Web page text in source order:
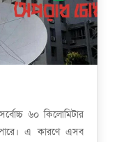
৬০ কিলোমিটার
এ কারণে এসব